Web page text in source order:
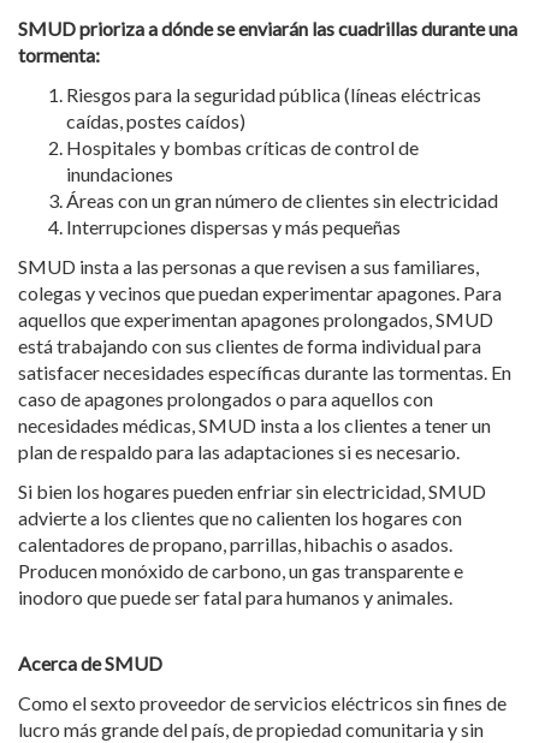
SMUD prioriza a dónde se enviarán las cuadrillas durante una
tormenta:
Riesgos para la seguridad pública (líneas eléctricas
caídas, postes caídos)
Hospitales y bombas críticas de control de
inundaciones
Áreas con un gran número de clientes sin electricidad
Interrupciones dispersas y más pequeñas
SMUD insta a las personas a que revisen a sus familiares,
colegas y vecinos que puedan experimentar apagones. Para
aquellos que experimentan apagones prolongados, SMUD
está trabajando con sus clientes de forma individual para
satisfacer necesidades específicas durante las tormentas. En
caso de apagones prolongados o para aquellos con
necesidades médicas, SMUD insta a los clientes a tener un
plan de respaldo para las adaptaciones si es necesario.
Si bien los hogares pueden enfriar sin electricidad, SMUD
advierte a los clientes que no calienten los hogares con
calentadores de propano, parrillas, hibachis o asados.
Producen monóxido de carbono, un gas transparente e
inodoro que puede ser fatal para humanos y animales.
Acerca de SMUD
Como el sexto proveedor de servicios eléctricos sin fines de
lucro más grande del país, de propiedad comunitaria y sin